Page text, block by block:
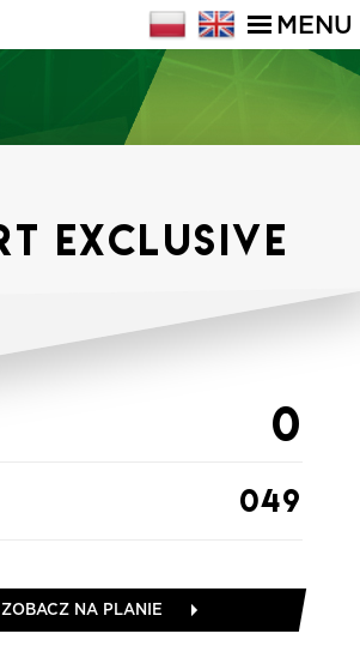
MENU
Exclusive
0
049
ZOBACZ NA PLANIE